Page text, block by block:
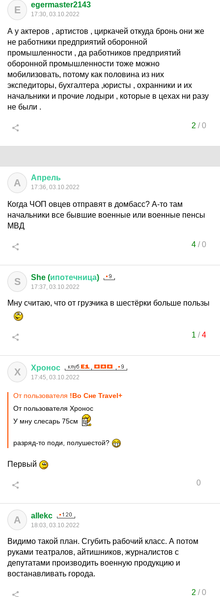
E egermaster2143
17:30, 03.10.2022
А у актеров , артистов , циркачей откуда бронь они же
не работники предприятий оборонной
промышленности , да работников предприятий
оборонной промышленности тоже можно
мобилизовать, потому как половина из них
экспедиторы, бухгалтера ,юристы , охранники и их
начальники и прочие лодыри , которые в цехах ни разу
не были .
2 /0
А Апрель
17:36, 03.10.2022
Когда ЧОП овцев отправят в домбасс? А-то там
начальники все бывшие военные или военные пенсы
МВД
4/0
S She (ипотечница)
17:37, 03.10.2022
Мну считаю, что от грузчика в шестёрки больше пользы
1 /4
Х Хронос
17:45, 03.10.2022
От пользователя !Во Сне Travel+
От пользователя Хронос
У мну слесарь 75см
разряд-то поди, полушестой?
Первый
0
A allekc
18:03, 03.10.2022
Видимо такой план. Сгубить рабочий класс. А потом
руками театралов, айтишников, журналистов с
депутатами производить военную продукцию и
востанавливать города.
2 /0